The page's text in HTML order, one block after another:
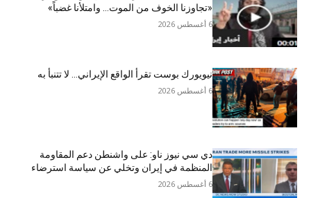
«تجاوزنا الخوف من الموت… وامتلأنا غضباً»
6 أغسطس 2026
نيويورك بوست تقرأ الواقع الإيراني… لا تتنبأ به
6 أغسطس 2026
دي سي نيوز ناو: على واشنطن دعم المقاومة
المنظمة في إيران وتخلي عن سياسة استرضاء
6 أغسطس 2026